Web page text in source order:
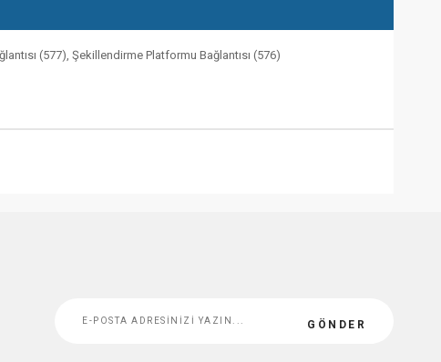
(577), Şekillendirme Platformu Bağlantısı (576)
GÖNDER